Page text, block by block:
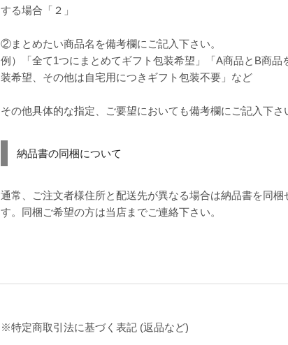
する場合「２」
②まとめたい商品名を備考欄にご記入下さい。
例）「全て1つにまとめてギフト包装希望」「A商品とB商品
装希望、その他は自宅用につきギフト包装不要」など
その他具体的な指定、ご要望においても備考欄にご記入下さ
納品書の同梱について
通常、ご注文者様住所と配送先が異なる場合は納品書を同梱
す。同梱ご希望の方は当店までご連絡下さい。
※特定商取引法に基づく表記 (返品など)